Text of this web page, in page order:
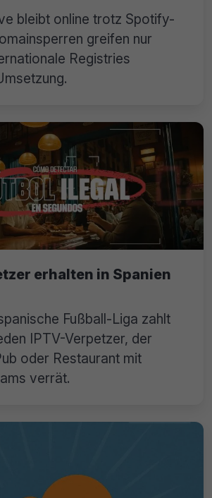
bleibt online trotz Spotify-
greifen nur
Registries
erhalten in Spanien
Fußball-Liga zahlt
IPTV-Verpetzer, der
oder Restaurant mit
verrät.